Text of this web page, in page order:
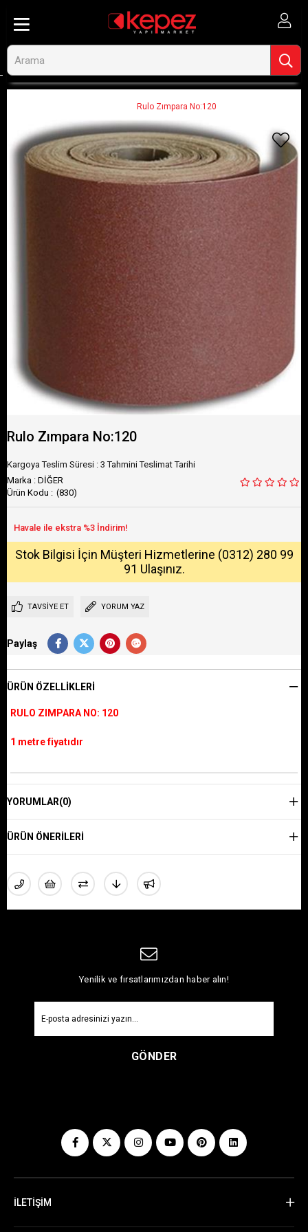
Rulo Zımpara No:120
Rulo Zımpara No:120
Kargoya Teslim Süresi : 3 Tahmini Teslimat Tarihi
Marka : DİĞER
(830)
Stok Bilgisi İçin Müşteri Hizmetlerine (0312) 280 99
91 Ulaşınız.
TAVSIYE ET YORUM YAZ
Paylaş
ÜRÜN ÖZELLIKLERI
RULO ZIMPARA NO: 120
1 metre fiyatıdır
YORUMLAR(0)
ÜRÜN ÖNERILERI
Yenilik ve fırsatlarımızdan haber alın!
GÖNDER
İLETİŞİM